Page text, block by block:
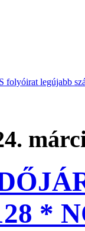
folyóirat legújabb
*